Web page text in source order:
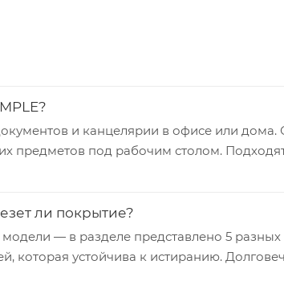
и канцелярии в офисе или дома.
предметов под рабочим столом.
ли покрытие?
— в разделе представлено 5
устойчива к истиранию.